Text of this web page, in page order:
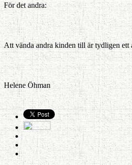
För det andra:
Att vända andra kinden till är tydligen ett
Helene Öhman